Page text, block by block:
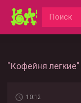
"Кофейня легкие"
10:12